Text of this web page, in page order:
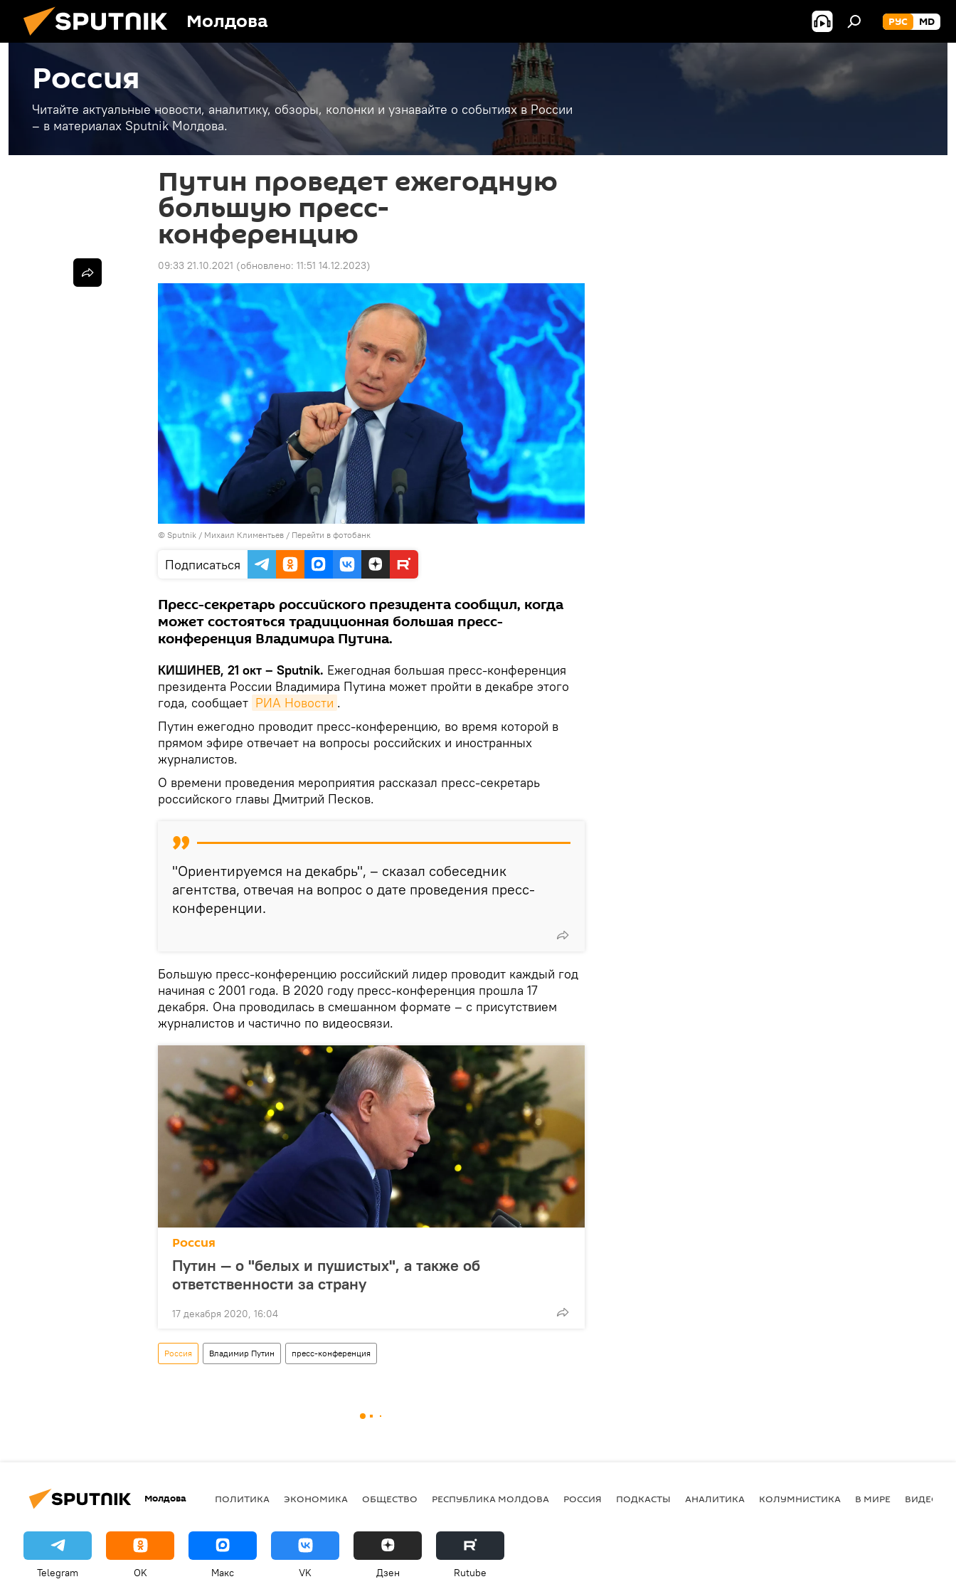
Молдова РУС MD
Россия
Читайте актуальные новости, аналитику, обзоры, колонки и узнавайте о событиях в России
– в материалах Sputnik Молдова.
Путин проведет ежегодную
большую пресс-
конференцию
09:33 21.10.2021 (обновлено: 11:51 14.12.2023)
© Sputnik / Михаил Климентьев / Перейти в фотобанк
Подписаться
Пресс-секретарь российского президента сообщил, когда
может состояться традиционная большая пресс-
конференция Владимира Путина.
КИШИНЕВ, 21 окт – Sputnik. Ежегодная большая пресс-конференция
президента России Владимира Путина может пройти в декабре этого
года, сообщает РИА Новости .
Путин ежегодно проводит пресс-конференцию, во время которой в
прямом эфире отвечает на вопросы российских и иностранных
журналистов.
О времени проведения мероприятия рассказал пресс-секретарь
российского главы Дмитрий Песков.
"Ориентируемся на декабрь", – сказал собеседник
агентства, отвечая на вопрос о дате проведения пресс-
конференции.
Большую пресс-конференцию российский лидер проводит каждый год
начиная с 2001 года. В 2020 году пресс-конференция прошла 17
декабря. Она проводилась в смешанном формате – с присутствием
журналистов и частично по видеосвязи.
Россия
Путин — о "белых и пушистых", а также об
ответственности за страну
17 декабря 2020, 16:04
Россия Владимир Путин пресс-конференция
Молдова ПОЛИТИКА ЭКОНОМИКА ОБЩЕСТВО РЕСПУБЛИКА МОЛДОВА РОССИЯ ПОДКАСТЫ АНАЛИТИКА КОЛУМНИСТИКА В МИРЕ ВИДЕО
Telegram OK Макс VK Дзен Rutube